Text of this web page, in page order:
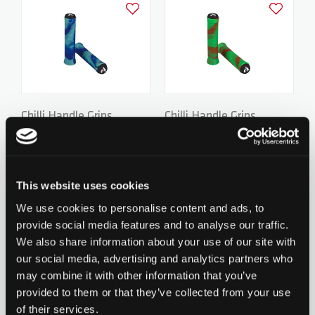
This website uses cookies
We use cookies to personalise content and ads, to
provide social media features and to analyse our traffic.
We also share information about your use of our site with
our social media, advertising and analytics partners who
may combine it with other information that you’ve
provided to them or that they’ve collected from your use
of their services.
Chilli Handle Grips
Standard 2.0 - 140mm -
24.90 CHF
Ajouter à la liste d'achats
Chilli Handle Grips
Standard 2.0 - 140mm -
Ajouter à
Ajouter à la liste d'achats Ajouter à